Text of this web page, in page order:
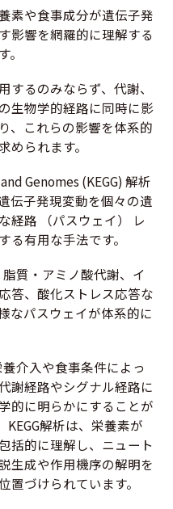
素や食事成分が遺伝子発
影響を網羅的に理解する
るのみならず、代謝、
生物学的経路に同時に影
、これらの影響を体系的
められます。
Genomes (KEGG) 解析
伝子発現変動を個々の遺
経路 （パスウェイ） レ
る有用な手法です。
質・アミノ酸代謝、イ
答、酸化ストレス応答な
なパスウェイが体系的に
介入や食事条件によっ
謝経路やシグナル経路に
的に明らかにすることが
解析は、栄養素が
括的に理解し、ニュート
生成や作用機序の解明を
置づけられています。